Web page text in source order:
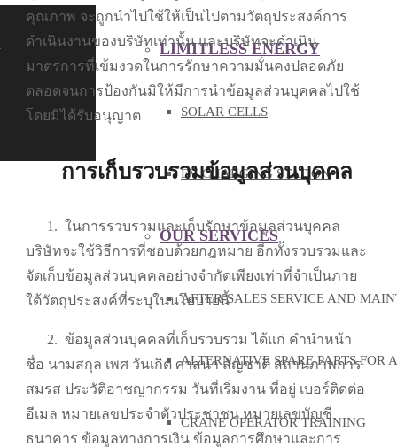
LIMITLESS ENERGY
SOLAR CELLS
EV CHARGING STATION
OUR SERVICES
AFTER-SALES SERVICE AND
ALTERNATIVE SPARE PARTS FOR
CRANE OPERATOR TRAINING
คุณภาพ จะถูกนำไปใช้ให้เป็นไปตามวัตถุประสงค์การ
ดำเนินงานของบริษัทเท่านั้น และบริษัทจะดำเนิน
มาตรการที่เข้มงวดในการรักษาความมั่นคงปลอดภัย
ตลอดจนการป้องกันมิให้มีการนำข้อมูลส่วนบุคคลไปใช้
โดยมิได้รับอนุญาต
การเก็บรวบรวมข้อมูลส่วนบุคคล
1. ในการรวบรวมและเก็บรักษาข้อมูลส่วนบุคคล
บริษัทจะใช้วิธีการที่ชอบด้วยกฎหมาย อีกทั้งรวบรวมและ
จัดเก็บข้อมูลส่วนบุคคลอย่างจำกัดเพียงเท่าที่จำเป็นภาย
ใต้วัตถุประสงค์ที่ระบุในนโยบายนี้
2. ข้อมูลส่วนบุคคลที่เก็บรวบรวม ได้แก่ คำนำหน้า
ชื่อ นามสกุล เพศ วันเกิด ศาสนา สัญชาติ สถานภาพการ
สมรส ประวัติอาชญากรรม วันที่เริ่มงาน ที่อยู่ เบอร์ติดต่อ
อีเมล หมายเลขประจำตัวประชาชน หมายเลขบัญชี
ธนาคาร ข้อมูลทางการเงิน ข้อมูลการศึกษาและการ